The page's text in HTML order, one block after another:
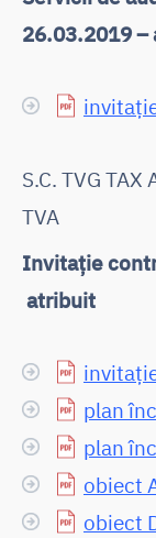
26.03.2019
S.C. TVG
TVA
Invitație
atribuit
plan
plan
obiect
obiect